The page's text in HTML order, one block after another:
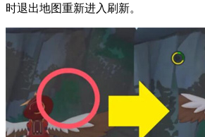
时退出地图重新进入刷新。